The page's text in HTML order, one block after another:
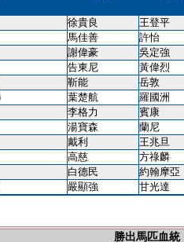
徐貴良 王登平
馬佳善 許怡
謝偉豪 吳定強
告東尼 黃偉烈
靳能 岳敦
葉楚航 羅國洲
李格力 賓康
湯寶森 蘭尼
戴利 王兆旦
高慈 方祿麟
白德民 約翰摩亞
嚴顯強
甘光達
勝出馬匹血統